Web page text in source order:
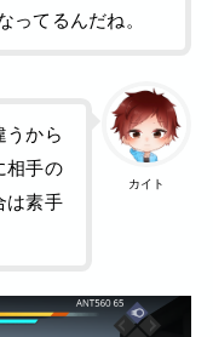
ってるんだね。
カイト
うから
相手の
は素手